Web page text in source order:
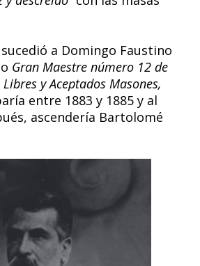
a Domingo Faustino
Gran Maestre número 12 de
y Aceptados Masones,
entre 1883 y 1885 y al
ascendería Bartolomé